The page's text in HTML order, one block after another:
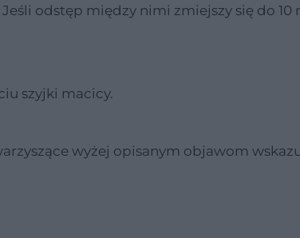
odstęp między nimi zmiejszy się do 10
szyjki macicy.
wyżej opisanym objawom